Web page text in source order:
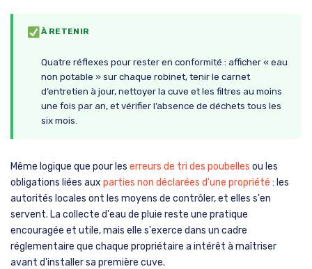
À RETENIR
Quatre réflexes pour rester en conformité : afficher « eau
non potable » sur chaque robinet, tenir le carnet
d’entretien à jour, nettoyer la cuve et les filtres au moins
une fois par an, et vérifier l’absence de déchets tous les
six mois.
Même logique que pour les erreurs de tri des poubelles ou les
obligations liées aux parties non déclarées d'une propriété : les
autorités locales ont les moyens de contrôler, et elles s'en
servent. La collecte d'eau de pluie reste une pratique
encouragée et utile, mais elle s'exerce dans un cadre
réglementaire que chaque propriétaire a intérêt à maîtriser
avant d'installer sa première cuve.